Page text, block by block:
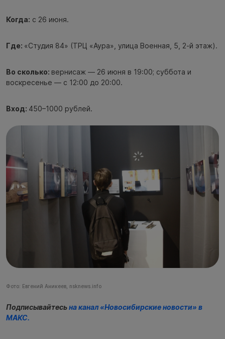
Когда: с 26 июня.
Где: «Студия 84» (ТРЦ «Аура», улица Военная, 5, 2-й этаж).
Во сколько: вернисаж — 26 июня в 19:00; суббота и
воскресенье — с 12:00 до 20:00.
Вход: 450–1000 рублей.
Фото: Евгений Аникеев, nsknews.info
Подписывайтесьнаканал «Новосибирские новости» в
МАКС.